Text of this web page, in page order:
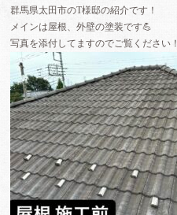
群馬県太田市のT様邸の紹介です！
メインは屋根、外壁の塗装です💪
写真を添付してますのでご覧ください！